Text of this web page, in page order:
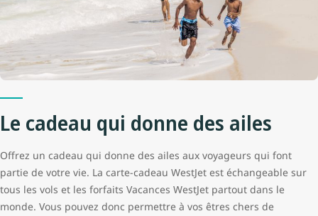
Le cadeau qui donne des ailes
Offrez un cadeau qui donne des ailes aux voyageurs qui font
partie de votre vie. La carte-cadeau WestJet est échangeable sur
tous les vols et les forfaits Vacances WestJet partout dans le
monde. Vous pouvez donc permettre à vos êtres chers de